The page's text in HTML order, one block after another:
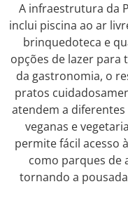
A infraestrutura da
inclui piscina ao ar
brinquedoteca e
opções de lazer para
da gastronomia, o
pratos
atendem a
veganas e
permite fácil acesso
como parques de
tornando a